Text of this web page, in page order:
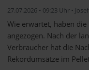
27.07.2026 • 09:23 Uhr •
Wie erwartet, haben
angezogen. Nach der
Verbraucher hat die
Rekordumsätze im